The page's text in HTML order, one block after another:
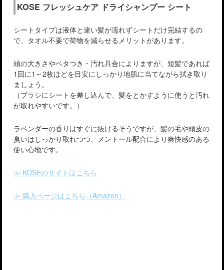
KOSE フレッシュケア ドライシャンプー シート
シートタイプは液体と違い髪が濡れずシートだけ完結するの
で、タオル不要で荷物を減らせるメリットがあります。
頭の大きさやベタつき・汚れ具合によりますが、短髪であれば
1回に1～2枚ほどを目安にしっかり地肌に当てながら拭き取り
ましょう。
（ブラシにシートを差し込んで、髪をとかすように使うと汚れ
が取れやすいです。）
ラベンダーの香りはすぐに抜けるそうですが、髪の毛や頭皮の
臭いはしっかり取れつつ、メントール配合により爽快感のある
使い心地です。
≫ KOSEのサイトはこちら
≫ 購入ページはこちら（Amazon）